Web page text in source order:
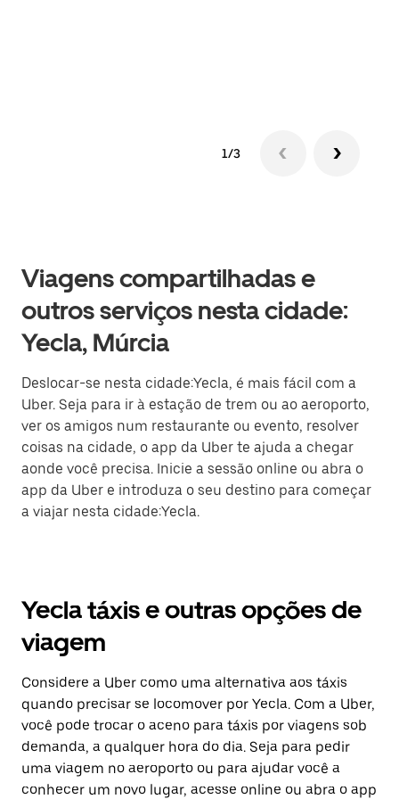
1/3
Viagens compartilhadas e
outros serviços nesta cidade:
Yecla, Múrcia
Deslocar-se nesta cidade:Yecla, é mais fácil com a
Uber. Seja para ir à estação de trem ou ao aeroporto,
ver os amigos num restaurante ou evento, resolver
coisas na cidade, o app da Uber te ajuda a chegar
aonde você precisa. Inicie a sessão online ou abra o
app da Uber e introduza o seu destino para começar
a viajar nesta cidade:Yecla.
Yecla táxis e outras opções de
viagem
Considere a Uber como uma alternativa aos táxis
quando precisar se locomover por Yecla. Com a Uber,
você pode trocar o aceno para táxis por viagens sob
demanda, a qualquer hora do dia. Seja para pedir
uma viagem no aeroporto ou para ajudar você a
conhecer um novo lugar, acesse online ou abra o app